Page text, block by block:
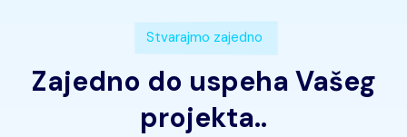
Stvarajmo zajedno
Zajedno do uspeha Vašeg
projekta..